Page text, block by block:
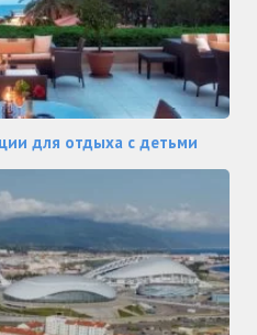
для отдыха с детьми